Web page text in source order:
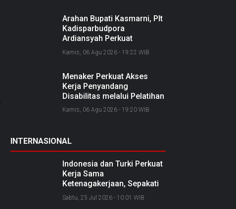
Arahan Bupati Kasmarni, Plt
Kadisparbudpora
Ardiansyah Perkuat
Kolaborasi Nasional
Sukseskan Ekraforia 2026
sebagai Kabupaten Kreatif
Kamis, 06 Agu 2026 - 19:22 WIB
Menaker Perkuat Akses
Kerja Penyandang
Disabilitas melalui Pelatihan
dan Kemitraan Industri
Kamis, 06 Agu 2026 - 19:20 WIB
INTERNASIONAL
Indonesia dan Turki Perkuat
Kerja Sama
Ketenagakerjaan, Sepakati
Joint Action Plan 2026–
2027
Sabtu, 25 Jul 2026 - 10:01 WIB